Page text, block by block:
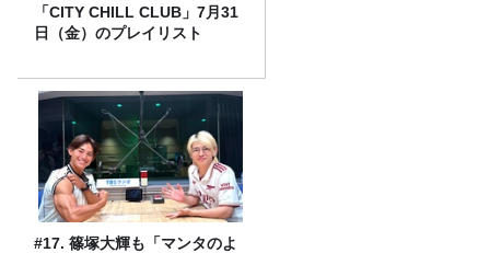
「CITY CHILL CLUB」7月31
日（金）のプレイリスト
#17. 篠塚大輝も「マンタのよ